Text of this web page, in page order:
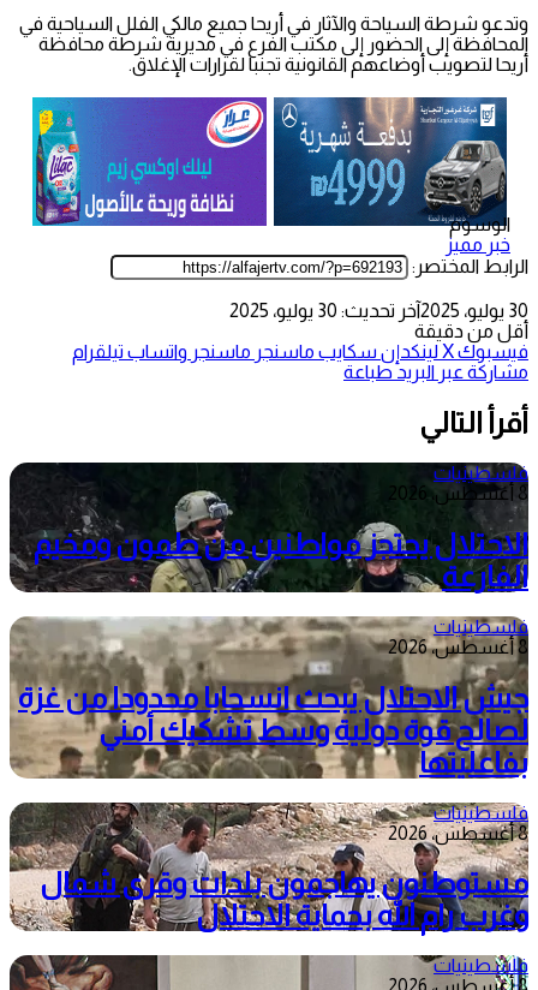
وتدعو شرطة السياحة والآثار في أريحا جميع مالكي الفلل السياحية في
المحافظة إلى الحضور إلى مكتب الفرع في مديرية شرطة محافظة
أريحا لتصويب أوضاعهم القانونية تجنبا لقرارات الإغلاق.
الوسوم
خبر مميز
الرابط المختصر:
30 يوليو، 2025
آخر تحديث: 30 يوليو، 2025
أقل من دقيقة
فيسبوك‫Xلينكدإن سكايب ماسنجر ماسنجر واتساب تيلقرام
مشاركة عبر البريد طباعة
أقرأ التالي
فلسطينيات
8 أغسطس، 2026
الاحتلال يحتجز مواطنين من طمون ومخيم
الفارعة
فلسطينيات
8 أغسطس، 2026
جيش الاحتلال يبحث انسحابا محدودا من غزة
لصالح قوة دولية وسط تشكيك أمني
بفاعليتها
فلسطينيات
8 أغسطس، 2026
مستوطنون يهاجمون بلدات وقرى شمال
وغرب رام الله بحماية الاحتلال
فلسطينيات